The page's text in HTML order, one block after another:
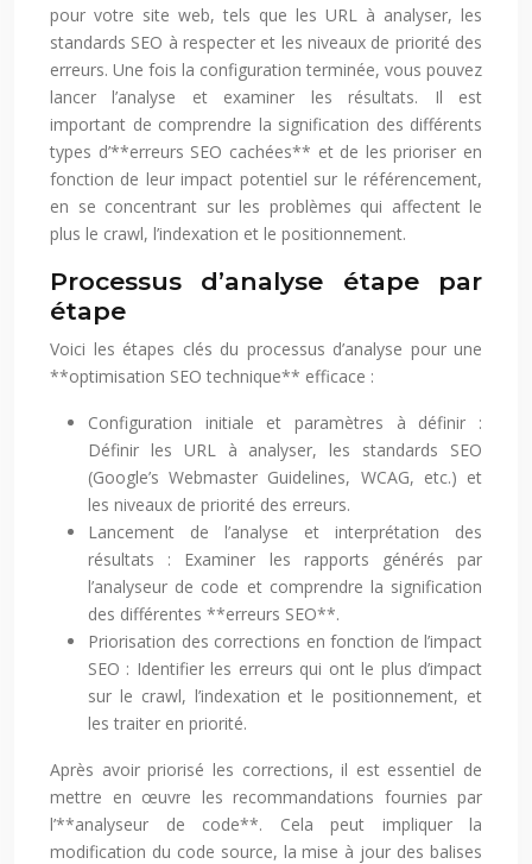
pour votre site web, tels que les URL à analyser, les
standards SEO à respecter et les niveaux de priorité des
erreurs. Une fois la configuration terminée, vous pouvez
lancer l’analyse et examiner les résultats. Il est
important de comprendre la signification des différents
types d’**erreurs SEO cachées** et de les prioriser en
fonction de leur impact potentiel sur le référencement,
en se concentrant sur les problèmes qui affectent le
plus le crawl, l’indexation et le positionnement.
Processus d’analyse étape par
étape
Voici les étapes clés du processus d’analyse pour une
**optimisation SEO technique** efficace :
Configuration initiale et paramètres à définir :
Définir les URL à analyser, les standards SEO
(Google’s Webmaster Guidelines, WCAG, etc.) et
les niveaux de priorité des erreurs.
Lancement de l’analyse et interprétation des
résultats : Examiner les rapports générés par
l’analyseur de code et comprendre la signification
des différentes **erreurs SEO**.
Priorisation des corrections en fonction de l’impact
SEO : Identifier les erreurs qui ont le plus d’impact
sur le crawl, l’indexation et le positionnement, et
les traiter en priorité.
Après avoir priorisé les corrections, il est essentiel de
mettre en œuvre les recommandations fournies par
l’**analyseur de code**. Cela peut impliquer la
modification du code source, la mise à jour des balises